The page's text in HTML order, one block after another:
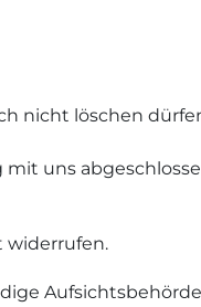
löschen dürfen
uns
widerrufen.